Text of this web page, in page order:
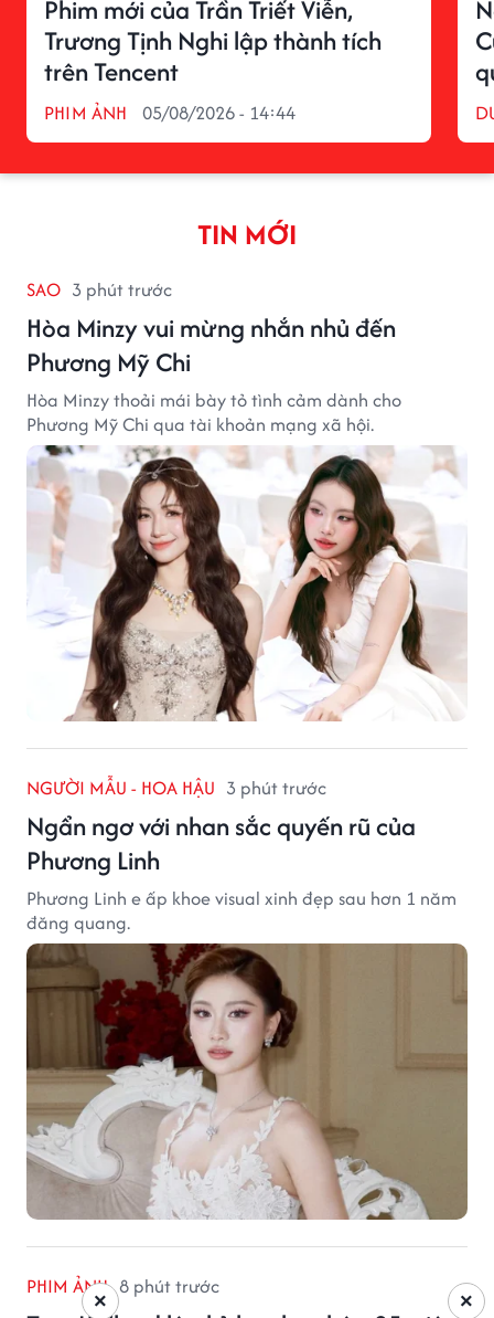
Phim mới của Trần Triết Viễn,
Trương Tịnh Nghi lập thành tích
trên Tencent
PHIM ẢNH 05/08/2026 - 14:44
TIN MỚI
SAO 3 phút trước
Hòa Minzy vui mừng nhắn nhủ đến
Phương Mỹ Chi
Hòa Minzy thoải mái bày tỏ tình cảm dành cho
Phương Mỹ Chi qua tài khoản mạng xã hội.
NGƯỜI MẪU - HOA HẬU 3 phút trước
Ngẩn ngơ với nhan sắc quyến rũ của
Phương Linh
Phương Linh e ấp khoe visual xinh đẹp sau hơn 1 năm
đăng quang.
PHIM ẢNH 8 phút trước
×
×